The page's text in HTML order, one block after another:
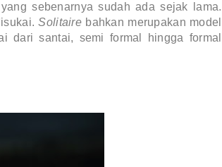
sebenarnya sudah ada sejak lama.
Solitaire bahkan merupakan model
dari santai, semi formal hingga formal